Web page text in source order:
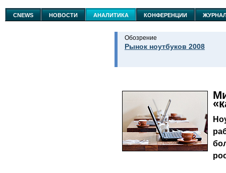
аналитике
CNEWS НОВОСТИ АНАЛИТИКА КОНФЕРЕНЦИИ
Обозрение
Рынок ноутбуков 2008